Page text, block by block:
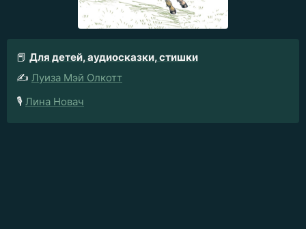
📕 Для детей, аудиосказки, стишки
✍️ Луиза Мэй Олкотт
🎙️ Лина Новач